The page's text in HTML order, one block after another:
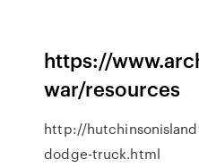
https://
war/resources
http://
dodge-truck.html